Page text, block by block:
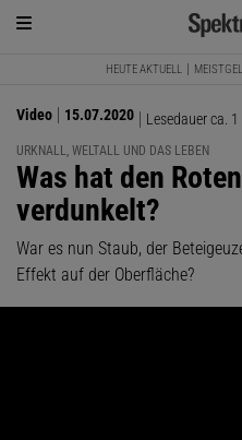
HEUTE AKTUELL
Video 15.07.2020 Lesedauer ca.
URKNALL, WELTALL UND DAS LEBEN
:
Was hat den
verdunkelt?
War es nun Staub, der
Effekt auf der Oberfläche?